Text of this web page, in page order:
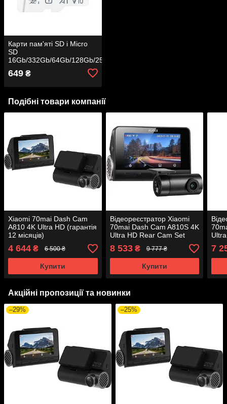
Карти пам'яті SD і Micro
SD
16Gb/332Gb/64Gb/128Gb/256Gb
649 ₴
Подібні товари компанії
Xiaomi 70mai Dash Cam
A810 4K Ultra HD (гарантія
12 місяців)
4 644 ₴ 6 500 ₴
Купити
Відеореєстратор Xiaomi
70mai Dash Cam A810S 4K
Ultra HD Rear Cam Set
(гарантія 12 місяців)
8 533₴ 9 777 ₴
Купити
7
Акційні пропозиції та новинки
–29% –25%